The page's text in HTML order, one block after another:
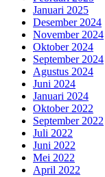
Januari 2025
Desember 2024
November 2024
Oktober 2024
September 2024
Agustus 2024
Juni 2024
Januari 2024
Oktober 2022
September 2022
Juli 2022
Juni 2022
Mei 2022
April 2022